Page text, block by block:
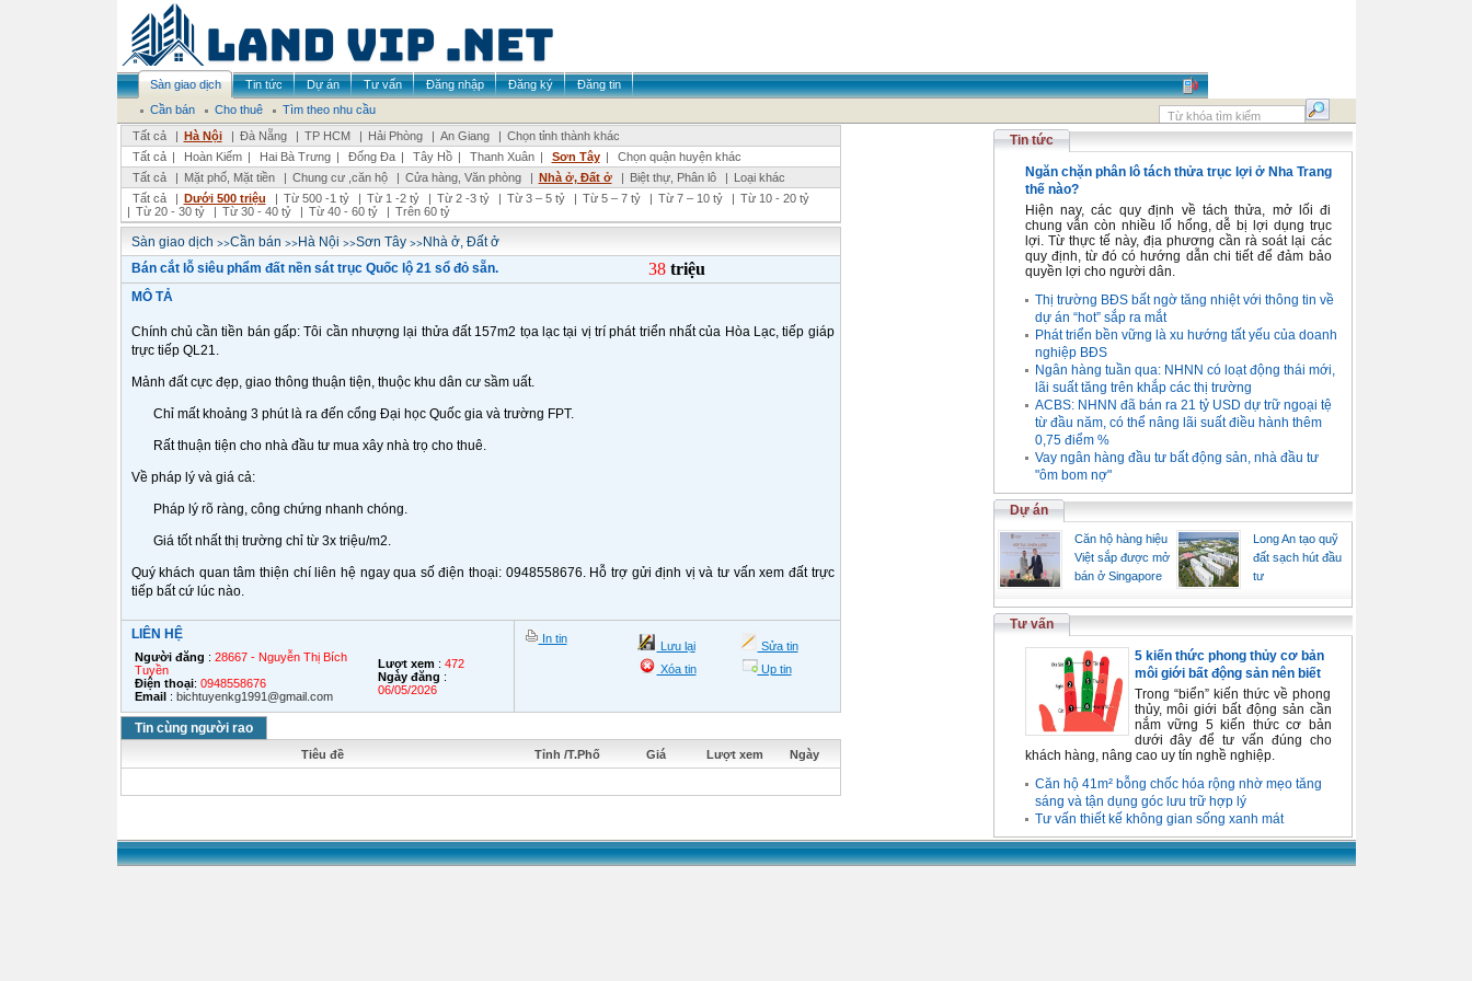
Sàn giao dịch Tin tức Dự án Tư vấn Đăng nhập Đăng ký
Đăng tin
Cần bán
Cho thuê
Tìm theo nhu cầu
Tất cả
| Hà Nội | Đà Nẵng | TP HCM | Hải Phòng | An Giang | Chọn tỉnh thành khác
Tất cả | Hoàn Kiếm | Hai Bà Trưng | Đống Đa | Tây Hồ | Thanh Xuân | Sơn Tây |
Chọn quận huyện khác
Tất cả
| Mặt phố, Mặt tiền | Chung cư ,căn hộ | Cửa hàng, Văn phòng | Nhà ở, Đất ở | Biệt thự, Phân lô | Loại khác
Tất cả
| Dưới 500 triệu | Từ 500 -1 tỷ | Từ 1 -2 tỷ | Từ 2 -3 tỷ | Từ 3 – 5 tỷ | Từ 5 – 7 tỷ | Từ 7 – 10 tỷ | Từ 10 - 20 tỷ
| Từ 20 - 30 tỷ | Từ 30 - 40 tỷ | Từ 40 - 60 tỷ | Trên 60 tỷ
Sàn giao dịch >>Cần bán >>Hà Nội >>Sơn Tây>>Nhà ở, Đất ở
Bán cắt lỗ siêu phẩm đất nền sát trục Quốc lộ 21 sổ đỏ sẵn.
38 triệu
MÔ TẢ
Chính chủ cần tiền bán gấp: Tôi cần nhượng lại thửa đất 157m2 tọa lạc tại vị trí phát triển nhất của Hòa Lạc, tiếp giáp
trực tiếp QL21.
Mảnh đất cực đẹp, giao thông thuận tiện, thuộc khu dân cư sầm uất.
Chỉ mất khoảng 3 phút là ra đến cổng Đại học Quốc gia và trường FPT.
Rất thuận tiện cho nhà đầu tư mua xây nhà trọ cho thuê.
Về pháp lý và giá cả:
Pháp lý rõ ràng, công chứng nhanh chóng.
Giá tốt nhất thị trường chỉ từ 3x triệu/m2.
Quý khách quan tâm thiện chí liên hệ ngay qua số điện thoại: 0948558676. Hỗ trợ gửi định vị và tư vấn xem đất trực
tiếp bất cứ lúc nào.
LIÊN HỆ
Người đăng : 28667 - Nguyễn Thị Bích
Tuyền
Điện thoại: 0948558676
Email: bichtuyenkg1991@gmail.com
Lượt xem: 472
Ngày đăng :
06/05/2026
In tin
Lưu lại
Sửa tin
Xóa tin
Up tin
Tin cùng người rao
Tiêu đề Tỉnh /T.Phố Giá Lượt xem Ngày
Tin tức
Ngăn chặn phân lô tách thửa trục lợi ở Nha Trang
thế nào?
Hiện nay, các quy định về tách thửa, mở lối đi
chung vẫn còn nhiều lổ hổng, dễ bị lợi dụng trục
lợi. Từ thực tế này, địa phương cần rà soát lại các
quy định, từ đó có hướng dẫn chi tiết để đảm bảo
quyền lợi cho người dân.
Thị trường BĐS bất ngờ tăng nhiệt với thông tin về
dự án “hot” sắp ra mắt
Phát triển bền vững là xu hướng tất yếu của doanh
nghiệp BĐS
Ngân hàng tuần qua: NHNN có loạt động thái mới,
lãi suất tăng trên khắp các thị trường
ACBS: NHNN đã bán ra 21 tỷ USD dự trữ ngoại tệ
từ đầu năm, có thể nâng lãi suất điều hành thêm
0,75 điểm %
Vay ngân hàng đầu tư bất động sản, nhà đầu tư
"ôm bom nợ"
Dự án
Căn hộ hàng hiệu
Việt sắp được mở
bán ở Singapore
Long An tạo quỹ
đất sạch hút đầu
tư
Tư vấn
5 kiến thức phong thủy cơ bản
môi giới bất động sản nên biết
Trong “biển” kiến thức về phong
thủy, môi giới bất động sản cần
nắm vững 5 kiến thức cơ bản
dưới đây để tư vấn đúng cho
khách hàng, nâng cao uy tín nghề nghiệp.
Căn hộ 41m² bỗng chốc hóa rộng nhờ mẹo tăng
sáng và tận dụng góc lưu trữ hợp lý
Tư vấn thiết kế không gian sống xanh mát